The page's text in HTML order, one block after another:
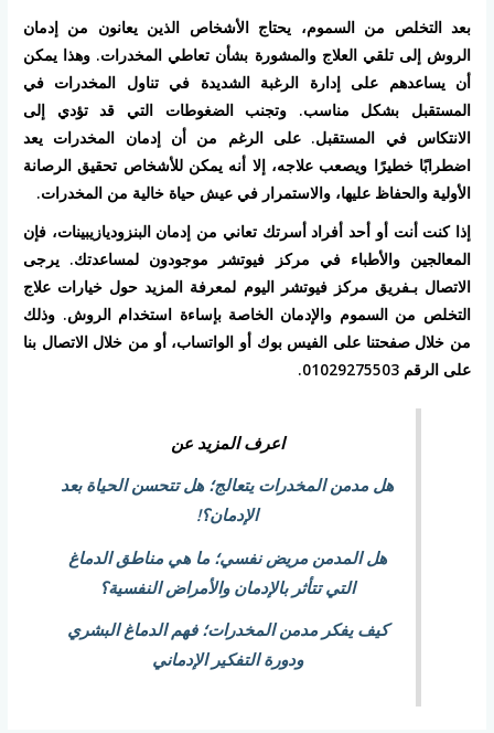
بعد التخلص من السموم، يحتاج الأشخاص الذين يعانون من إدمان
الروش إلى تلقي العلاج والمشورة بشأن تعاطي المخدرات. وهذا يمكن
أن يساعدهم على إدارة الرغبة الشديدة في تناول المخدرات في
المستقبل بشكل مناسب. وتجنب الضغوطات التي قد تؤدي إلى
الانتكاس في المستقبل. على الرغم من أن إدمان المخدرات يعد
اضطرابًا خطيرًا ويصعب علاجه، إلا أنه يمكن للأشخاص تحقيق الرصانة
الأولية والحفاظ عليها، والاستمرار في عيش حياة خالية من المخدرات.
إذا كنت أنت أو أحد أفراد أسرتك تعاني من إدمان البنزوديازيبينات، فإن
المعالجين والأطباء في مركز فيوتشر موجودون لمساعدتك. يرجى
الاتصال بـفريق مركز فيوتشر اليوم لمعرفة المزيد حول خيارات علاج
التخلص من السموم والإدمان الخاصة بإساءة استخدام الروش. وذلك
من خلال صفحتنا على الفيس بوك أو الواتساب، أو من خلال الاتصال بنا
على الرقم 01029275503.
اعرف المزيد عن
هل مدمن المخدرات يتعالج؛ هل تتحسن الحياة بعد
الإدمان؟!
هل المدمن مريض نفسي؛ ما هي مناطق الدماغ
التي تتأثر بالإدمان والأمراض النفسية؟
كيف يفكر مدمن المخدرات؛ فهم الدماغ البشري
ودورة التفكير الإدماني